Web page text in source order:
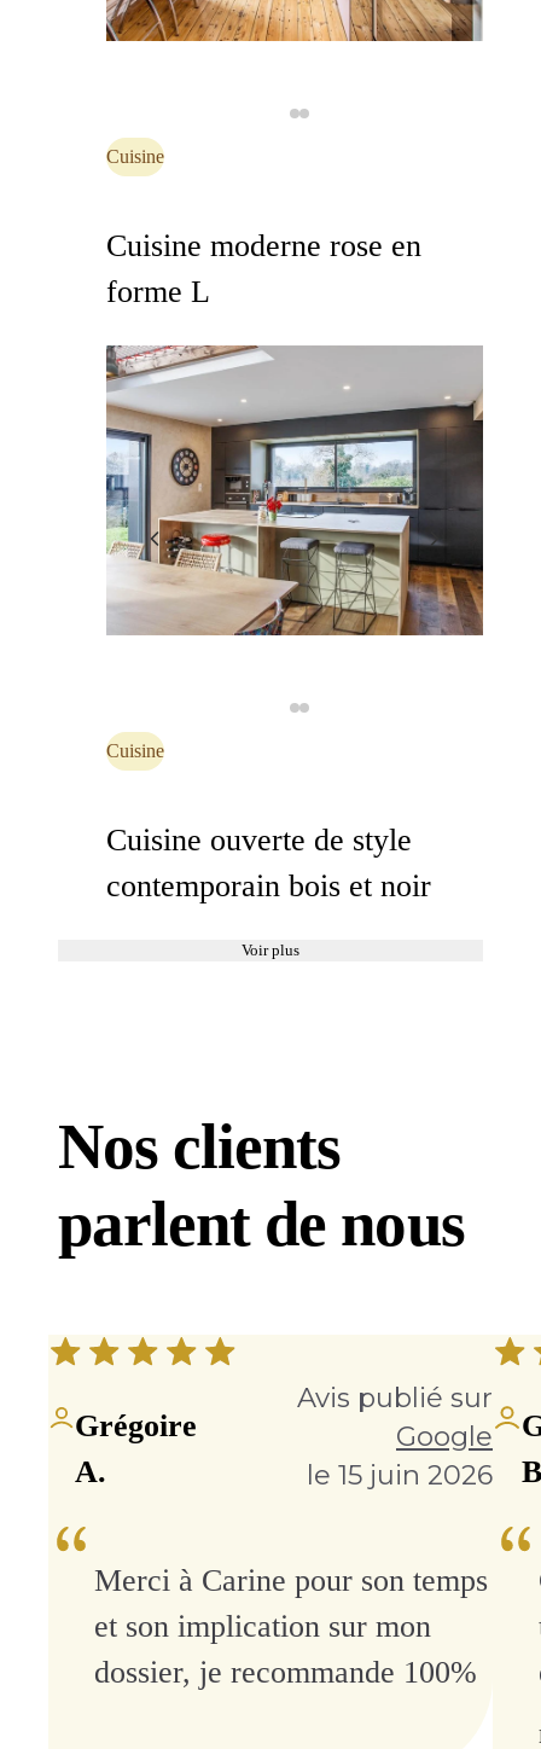
Cuisine
Cuisine moderne rose en
forme L
Cuisine
Cuisine ouverte de style
contemporain bois et noir
Voir plus
Nos clients
parlent de nous
Grégoire
A.
Avis publié sur
Google
le 15 juin 2026
Merci à Carine pour son temps
et son implication sur mon
dossier, je recommande 100%